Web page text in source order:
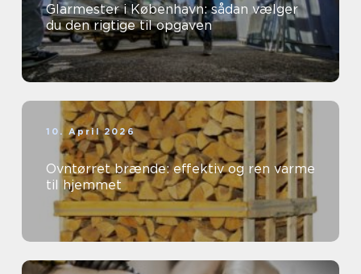
Glarmester i København: sådan vælger
du den rigtige til opgaven
10. April 2026
Ovntørret brænde: effektiv og ren varme
til hjemmet